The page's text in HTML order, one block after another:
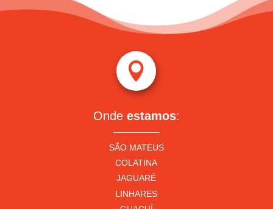

Onde estamos:
SÃO MATEUS
COLATINA
JAGUARÉ
LINHARES